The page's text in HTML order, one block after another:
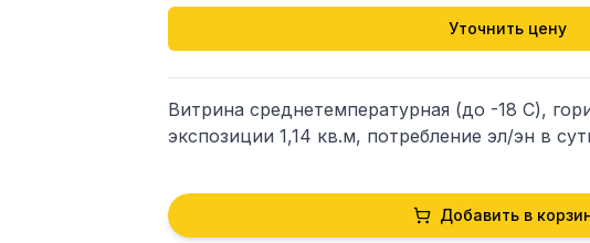
Уточнить цену
Витрина среднетемпературная (до -18 С),
экспозиции 1,14 кв.м, потребление эл/эн в
Добавить в